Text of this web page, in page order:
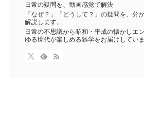
日常の疑問を、動画感覚で解決
「なぜ？」「どうして？」の疑問を、分
解説します。
日常の不思議から昭和・平成の懐かしエ
ゆる世代が楽しめる雑学をお届けしてい